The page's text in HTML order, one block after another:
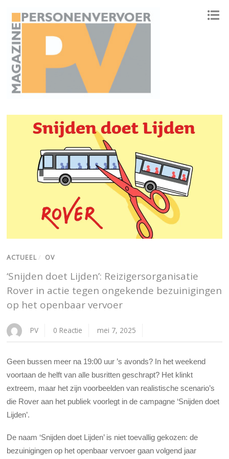
ACTUEEL / OV
‘Snijden doet Lijden’: Reizigersorganisatie
Rover in actie tegen ongekende bezuinigingen
op het openbaar vervoer
PV 0 Reactie mei 7, 2025
Geen bussen meer na 19:00 uur ’s avonds? In het weekend
voortaan de helft van alle busritten geschrapt? Het klinkt
extreem, maar het zijn voorbeelden van realistische scenario’s
die Rover aan het publiek voorlegt in de campagne ‘Snijden doet
Lijden’.
De naam ‘Snijden doet Lijden’ is niet toevallig gekozen: de
bezuinigingen op het openbaar vervoer gaan volgend jaar